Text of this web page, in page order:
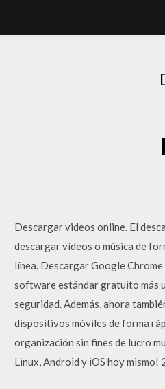
Descargar videos online. El
descargar vídeos o música de
línea. Descargar Google
software estándar gratuito más
seguridad. Además, ahora
dispositivos móviles de forma
organización sin fines de lucro
Linux, Android y iOS hoy